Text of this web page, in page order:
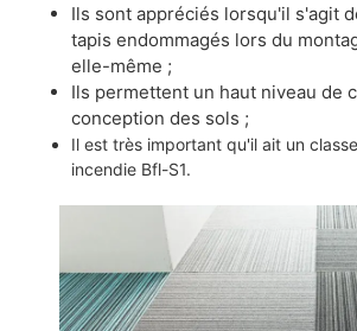
Ils sont appréciés lorsqu'il s'agit
tapis endommagés lors du
elle-même ;
Ils permettent un haut niveau de
conception des sols ;
Il est très important qu'il ait un
incendie Bfl-S1.